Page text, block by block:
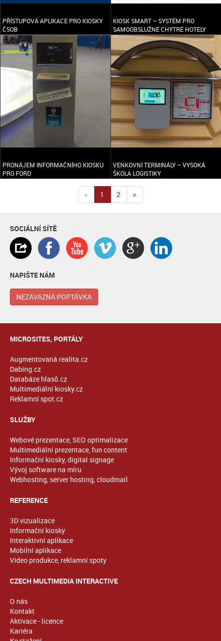
PŘÍSTUPOVÁ APLIKACE PRO KIOSKY
ČSOB
KIOSK SMART – SYSTÉM PRO
SAMOOBSLUŽNÉ CHYTRÉ HOTELY
PRONÁJEM INFORMAČNÍHO KIOSKU
PRO FORD
VENKOVNÍ TERMINÁLY – VYSOKÁ
ŠKOLA LOGISTIKY
« 1 2 »
SOCIÁLNÍ SÍTĚ
NAPIŠTE NÁM
NEZÁVAZNÁ POPTÁVKA
MICROSITES, PORTÁLY
Augmentovaná realita.cz
Dabing.cz
Databáze hlasů.cz
Multimediální kiosky.cz
Reklamní spot.cz
SLUŽBY
Webové prezentace, SEO optimalizace
Multimediální prezentace, fun content
Informační kiosky, digital signage
Vývoj software na míru
Webhosting, server hosting, cloudmail
REFERENCE
3D vizualizace
Informační kiosky
Interaktivní aplikace
Mobilní aplikace
Video produkce, reklamní spoty
CZECH MULTIMEDIA INTERACTIVE
O nás
Kontakt
Aktivace - licence
Kariéra